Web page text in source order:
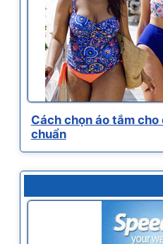
Cách chọn áo tắm
chuẩn